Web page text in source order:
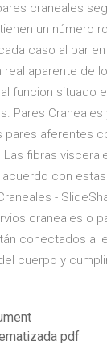
craneales
un número
caso al par
real aparente de
funcion situado
Pares
pares aferentes
fibras
con
-
craneales
conectados al
cuerpo y
pdf